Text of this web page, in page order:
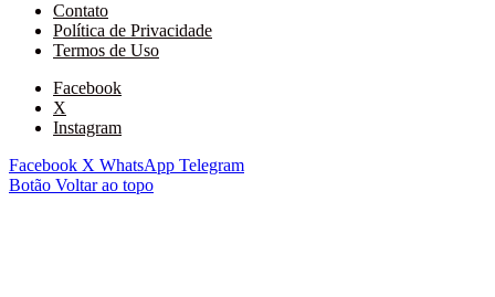
Contato
Política de Privacidade
Termos de Uso
Facebook
X
Instagram
Facebook X WhatsApp Telegram
Botão Voltar ao topo